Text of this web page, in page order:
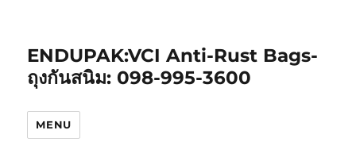
ENDUPAK:VCI Anti-Rust Bags-
ถุงกันสนิม: 098-995-3600
MENU